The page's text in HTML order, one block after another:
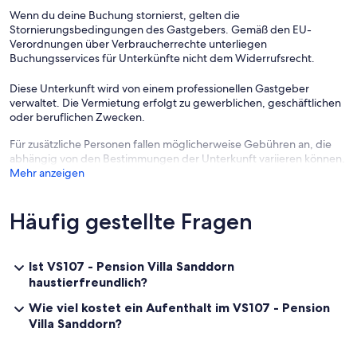
Frühstücksangebot (belegte Brötchen, Croissants, Eierspeisen,
Joghurt, Obst, Müsli sowie leckere Versuchungen und
Kaffeespezialitäten) zur Auswahl an. Von 7:30 bis 11:00 Uhr können
Sie im Café ein kleines Frühstück entgeltlich zu sich nehmen. Es
angeschlossene Terrasse zur Verfügung. Wenn Sie es bevorzugen,
können Sie Ihr Frühstück auch in Ruhe auf Ihrem Zimmer oder
Balkon genießen.
Die Verfügbarkeiten unserer begrenzten - gebührenpflichtigen
Parkplätze für die Pension Sanddorn, sind unbedingt vorab
telefonisch oder per Email abzuklären.
• höhenverstellbarem Kopf- und Fußteil
Wenn du deine Buchung stornierst, gelten die
Stornierungsbedingungen des Gastgebers. Gemäß den EU-
Verordnungen über Verbraucherrechte unterliegen
Buchungsservices für Unterkünfte nicht dem Widerrufsrecht.
Diese Unterkunft wird von einem professionellen Gastgeber
verwaltet. Die Vermietung erfolgt zu gewerblichen, geschäftlichen
oder beruflichen Zwecken.
Für zusätzliche Personen fallen möglicherweise Gebühren an, die
abhängig von den Bestimmungen der Unterkunft variieren können.
Mehr anzeigen
Häufig gestellte Fragen
Ist VS107 - Pension Villa Sanddorn
haustierfreundlich?
Wie viel kostet ein Aufenthalt im VS107 - Pension
Villa Sanddorn?